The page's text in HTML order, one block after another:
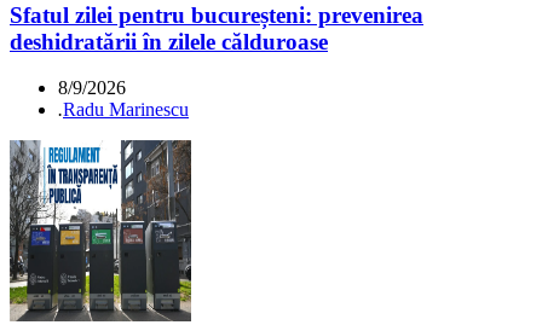
Sfatul zilei pentru bucureșteni: prevenirea
deshidratării în zilele călduroase
8/9/2026
.Radu Marinescu